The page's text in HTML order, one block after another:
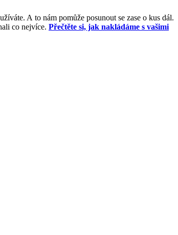
A to nám pomůže posunout se zase o kus dál.
co nejvíce. Přečtěte si, jak nakládáme s vašimi